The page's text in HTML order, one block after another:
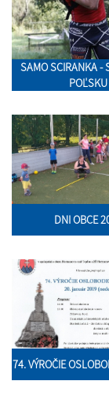
SAMO SCIRANKA -
POĽSKU
DNI OBCE
74. VÝROČIE